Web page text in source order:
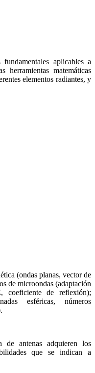
aplicables a
herramientas matemáticas
elementos radiantes, y
(ondas planas, vector de
de microondas (adaptación
coeficiente de reflexión);
esféricas, números
de antenas adquieren los
que se indican a